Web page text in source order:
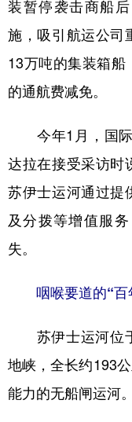
装暂停袭击商船
施，吸引航运公司
13万吨的集装箱船
的通航费减免。
今年1月，国际
达拉在接受采访时
苏伊士运河通过提
及分拨等增值服
失。
咽喉要道的“百
苏伊士运河位于
地峡，全长约193
能力的无船闸运河。